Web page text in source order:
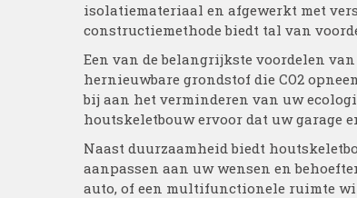
isolatiemateriaal en afgewerkt met
constructiemethode biedt tal van
Een van de belangrijkste voordelen
hernieuwbare grondstof die CO2
bij aan het verminderen van uw
houtskeletbouw ervoor dat uw garage
Naast duurzaamheid biedt
aanpassen aan uw wensen en
auto, of een multifunctionele ruimte